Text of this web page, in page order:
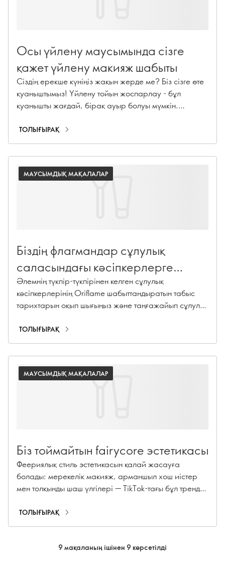
Осы үйлену маусымында сізге
қажет үйлену макияж шабыты
Сіздің ерекше күніңіз жақын жерде ме? Біз сізге өте
қуаныштымыз! Үйлену тойын жоспарлау - бұл
қуанышты жағдай, бірақ ауыр болуы мүмкін.
арасында үйлену макияжының керемет көрінісін
табу өте маңызды. Сізге алдағы үйлену маусымында
көмектесейік.
ТОЛЫҒЫРАҚ
МАУСЫМДЫҚ МАҚАЛАЛАР
Біздің флагмандар сұлулық
саласындағы кәсіпкерлерге
сәттілік тарихын құруға қалай
көмектеседі
Әлемнің түкпір-түкпірінен келген сұлулық
кәсіпкерлерінің Oriflame шабыттандыратын табыс
тарихтарын оқып шығыңыз және таңғажайып сұлулық
ТОЛЫҒЫРАҚ
МАУСЫМДЫҚ МАҚАЛАЛАР
Біз тоймайтын fairycore эстетикасы
Феериялық стиль эстетикасын қалай жасауға
болады: мерекелік макияж, арманшыл хош иістер
мен толқынды шаш үлгілері — TikTok-тағы бұл тренд
ТОЛЫҒЫРАҚ
9 мақаланың ішінен 9 көрсетілді